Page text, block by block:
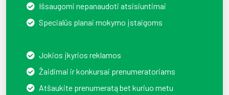
Išsaugomi nepanaudoti atsisiuntimai
Specialūs planai mokymo įstaigoms
Jokios įkyrios reklamos
Žaidimai ir konkursai prenumeratoriams
Atšaukite prenumeratą bet kuriuo metu